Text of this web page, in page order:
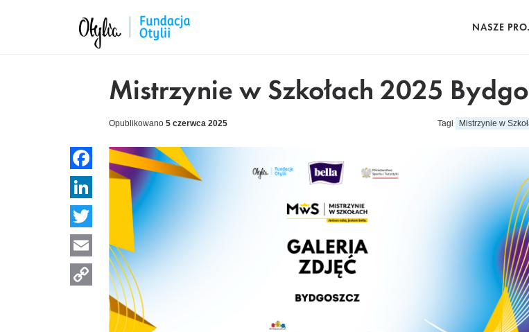
NASZE
Mistrzynie w Szkołach 2025
Opublikowano 5 czerwca 2025 Tagi Mistrzynie w
Facebook
LinkedIn
Twitter
Email
Copy
Link